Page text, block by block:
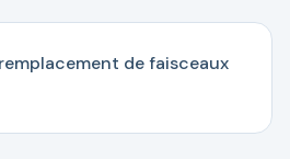
de faisceaux